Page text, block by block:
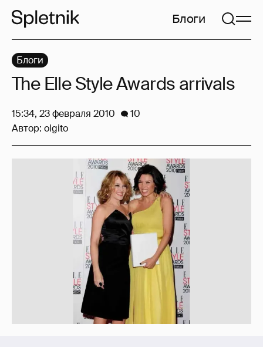
Блоги
Блоги
The Elle Style Awards arrivals
15:34, 23 февраля 2010
10
Автор: olgito